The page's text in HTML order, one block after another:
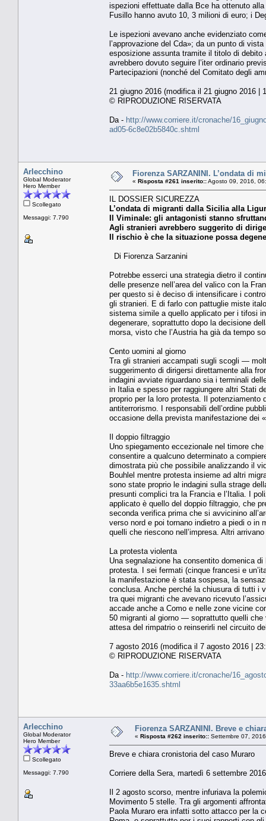
ispezioni effettuate dalla Bce ha ottenuto
Fusillo hanno avuto 10, 3 milioni di euro; i
Le ispezioni avevano anche evidenziato
l’approvazione del Cda»; da un punto di
esposizione assunta tramite il titolo di
avrebbero dovuto seguire l’iter ordinario
Partecipazioni (nonché del Comitato degli
21 giugno 2016 (modifica il 21 giugno 2016 |
© RIPRODUZIONE RISERVATA
Da - http://www.corriere.it/cronache/
ad05-6c8e02b5840c.shtml
Arlecchino
Global Moderator
Hero Member
Scollegato
Messaggi: 7.790
Fiorenza SARZANINI. L’ondata di
« Risposta #261 inserito::Agosto 09, 2016,
IL DOSSIER SICUREZZA
L’ondata di migranti dalla Sicilia alla
Il Viminale: gli antagonisti stanno
Agli stranieri avrebbero suggerito di
Il rischio è che la situazione possa
Di Fiorenza Sarzanini
Potrebbe esserci una strategia dietro il
delle presenze nell’area del valico con la
per questo si è deciso di intensificare i
gli stranieri. E di farlo con pattuglie miste
sistema simile a quello applicato per i tifosi
degenerare, soprattutto dopo la decisione
morsa, visto che l’Austria ha già da tempo
Cento uomini al giorno
Tra gli stranieri accampati sugli scogli —
suggerimento di dirigersi direttamente alla
indagini avviate riguardano sia i terminali
in Italia e spesso per raggiungere altri Stati
proprio per la loro protesta. Il potenziamento
antiterrorismo. I responsabili dell’ordine
occasione della prevista manifestazione dei
Il doppio filtraggio
Uno spiegamento eccezionale nel timore
consentire a qualcuno determinato a
dimostrata più che possibile analizzando il
Bouhlel mentre protesta insieme ad altri
sono state proprio le indagini sulla strage
presunti complici tra la Francia e l’Italia. I
applicato è quello del doppio filtraggio, che
seconda verifica prima che si avvicinino
verso nord e poi tornano indietro a piedi o in
quelli che riescono nell’impresa. Altri
La protesta violenta
Una segnalazione ha consentito domenica
protesta. I sei fermati (cinque francesi e
la manifestazione è stata sospesa, la
conclusa. Anche perché la chiusura di tutti i
tra quei migranti che avevano ricevuto
accade anche a Como e nelle zone vicine
50 migranti al giorno — soprattutto quelli
attesa del rimpatrio o reinserirli nel circuito
7 agosto 2016 (modifica il 7 agosto 2016 |
© RIPRODUZIONE RISERVATA
Da - http://www.corriere.it/cronache/
33aa6b5e1635.shtml
Arlecchino
Global Moderator
Hero Member
Scollegato
Messaggi: 7.790
Fiorenza SARZANINI. Breve e
« Risposta #262 inserito:: Settembre 07,
Breve e chiara cronistoria del caso Muraro
Corriere della Sera, martedì 6 settembre 2016
Il 2 agosto scorso, mentre infuriava la
Movimento 5 stelle. Tra gli argomenti
Paola Muraro era infatti sotto attacco per la